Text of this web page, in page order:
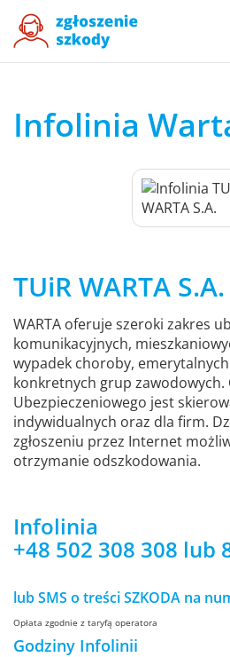
Infolinia
TUiR WARTA S.A.
WARTA oferuje szeroki zakres
komunikacyjnych,
wypadek choroby,
konkretnych grup zawodowych.
Ubezpieczeniowego jest
indywidualnych oraz dla firm.
zgłoszeniu przez Internet
otrzymanie odszkodowania.
Infolinia
+48 502 308 308 lub
lub SMS o treści SZKODA na
Opłata zgodnie z taryfą operatora
Godziny Infolinii